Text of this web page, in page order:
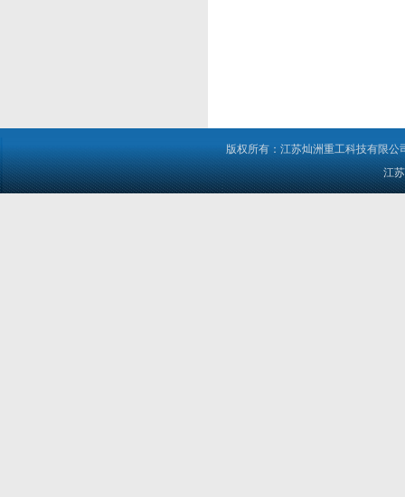
版权所有：江苏灿洲重工科技有限
江